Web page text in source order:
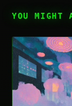
YOU MIGHT